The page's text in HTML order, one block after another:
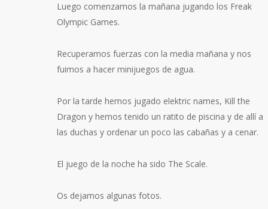
Luego comenzamos la mañana jugando los Freak
Olympic Games.
Recuperamos fuerzas con la media mañana y nos
fuimos a hacer minijuegos de agua.
Por la tarde hemos jugado elektric names, Kill the
Dragon y hemos tenido un ratito de piscina y de allí a
las duchas y ordenar un poco las cabañas y a cenar.
El juego de la noche ha sido The Scale.
Os dejamos algunas fotos.